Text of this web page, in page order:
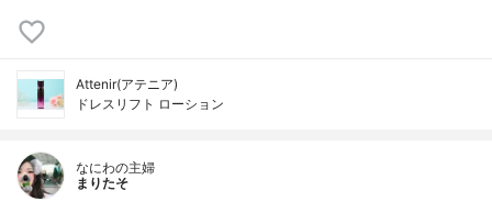
Attenir(アテニア)
ドレスリフト ローション
なにわの主婦
まりたそ